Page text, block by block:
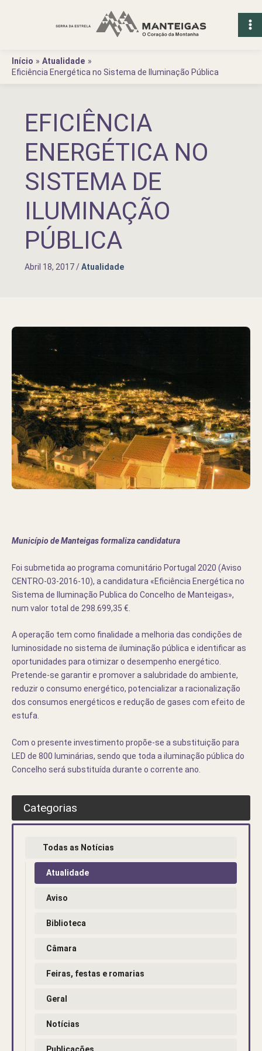
Início
Atualidade
Eficiência Energética no Sistema de Iluminação Pública
EFICIÊNCIA
ENERGÉTICA NO
SISTEMA DE
ILUMINAÇÃO
PÚBLICA
Abril 18, 2017/Atualidade
Município de Manteigas formaliza candidatura
Foi submetida ao programa comunitário Portugal 2020 (Aviso
CENTRO-03-2016-10), a candidatura «Eficiência Energética no
Sistema de Iluminação Publica do Concelho de Manteigas»,
num valor total de 298.699,35 €.
A operação tem como finalidade a melhoria das condições de
luminosidade no sistema de iluminação pública e identificar as
oportunidades para otimizar o desempenho energético.
Pretende-se garantir e promover a salubridade do ambiente,
reduzir o consumo energético, potencializar a racionalização
dos consumos energéticos e redução de gases com efeito de
estufa.
Com o presente investimento propõe-se a substituição para
LED de 800 luminárias, sendo que toda a iluminação pública do
Concelho será substituída durante o corrente ano.
Categorias
Todas as Notícias
Atualidade
Aviso
Biblioteca
Câmara
Feiras, festas e romarias
Geral
Notícias
Publicações